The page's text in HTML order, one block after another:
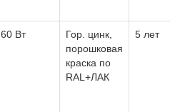
60 Вт
Гор. цинк,
порошковая
краска по
RAL+ЛАК
5 лет